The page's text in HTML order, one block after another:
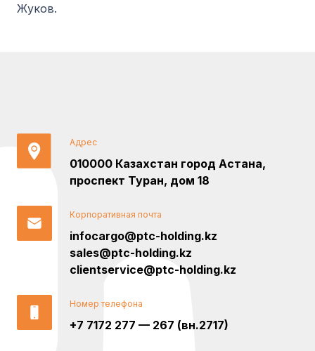
Жуков.
Адрес
010000 Казахстан город Астана,
проспект Туран, дом 18
Корпоративная почта
infocargo@ptc-holding.kz
sales@ptc-holding.kz
clientservice@ptc-holding.kz
Номер телефона
+7 7172 277 — 267 (вн.2717)